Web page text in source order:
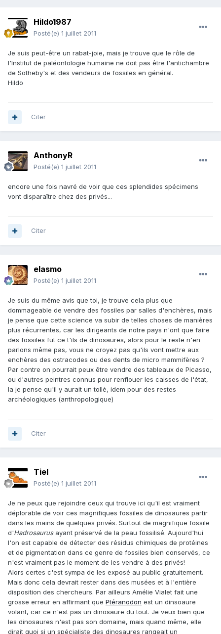
Hildo1987
Posté(e) 1 juillet 2011
Je suis peut-être un rabat-joie, mais je trouve que le rôle de
l'Institut de paléontologie humaine ne doit pas être l'antichambre
de Sotheby's et des vendeurs de fossiles en général.
Hildo
Citer
AnthonyR
Posté(e) 1 juillet 2011
encore une fois navré de voir que ces splendides spécimens
vont disparaître chez des privés...
Citer
elasmo
Posté(e) 1 juillet 2011
Je suis du même avis que toi, je trouve cela plus que
dommageable de vendre des fossiles par salles d'enchères, mais
je pense que cette science va subir de telles choses de manières
plus récurrentes, car les dirigeants de notre pays n'ont que faire
des fossiles fut ce t'ils de dinosaures, alors pour le reste n'en
parlons même pas, vous ne croyez pas qu'ils vont mettre aux
enchères des ostracodes ou des dents de micro mammifères ?
Par contre on pourrait peux être vendre des tableaux de Picasso,
ou d'autres peintres connus pour renflouer les caisses de l'état,
la je pense qu'il y aurait un tollé, idem pour des restes
archéologiques (anthropologique)
Citer
Tiel
Posté(e) 1 juillet 2011
Je ne peux que rejoindre ceux qui trouve ici qu'il est vraiment
déplorable de voir ces magnifiques fossiles de dinosaures partir
dans les mains de quelques privés. Surtout de magnifique fossile
d'Hadrosaurusayant préservé de la peau fossilisé. Aujourd'hui
l'on est capable de détecter des résidus chimiques de protéines
et de pigmentation dans ce genre de fossiles bien conservés, ce
n'est vraiment pas le moment de les vendre à des privés!
Alors certes c'est sympa de les exposé au public gratuitement.
Mais donc cela devrait rester dans des musées et à l'entière
disposition des chercheurs. Par ailleurs Amélie Vialet fait une
grosse erreur en affirmant que Ptéranodon est un dinsoaure
volant, car ce n'est pas un dinosaure du tout. Je veux bien que
les dinosaures n'est pas son domaine, mais quand même, elle
dirait quoi si un spécialiste des dinosaures rangeait un